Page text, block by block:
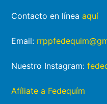
Contacto en líneaaquí
Email:
Nuestro Instagram:
Afíliate a Fedequím